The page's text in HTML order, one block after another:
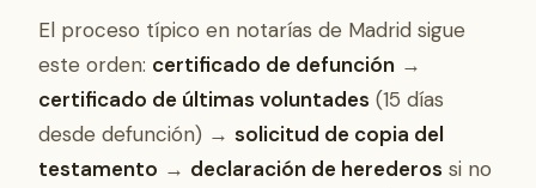
El proceso típico en notarías de Madrid sigue
este orden: certificado de defunción →
certificado de últimas voluntades (15 días
desde defunción) → solicitud de copia del
testamento → declaración de herederos si no